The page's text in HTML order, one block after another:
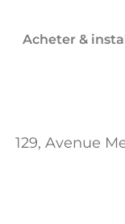
Acheter &
129, Avenue